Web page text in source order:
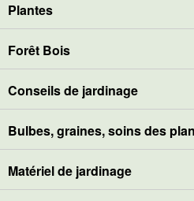
Plantes
Forêt Bois
Conseils de jardinage
Bulbes, graines, soins des
Matériel de jardinage